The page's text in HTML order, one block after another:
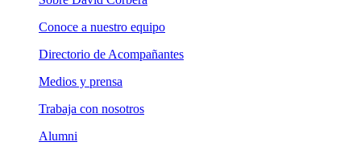
Conoce a nuestro equipo
Directorio de Acompañantes
Medios y prensa
Trabaja con nosotros
Alumni